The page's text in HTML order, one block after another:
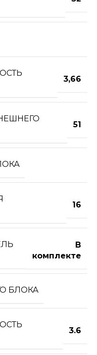
3,66
51
16
В
комплекте
БЛОКА
3.6